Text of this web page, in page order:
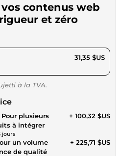
contenus web
et zéro
$US 31,35 $US
à la TVA.
Pour plusieurs
à intégrer
jours
+ 100,32 $US
un volume
de qualité
+ 225,71 $US